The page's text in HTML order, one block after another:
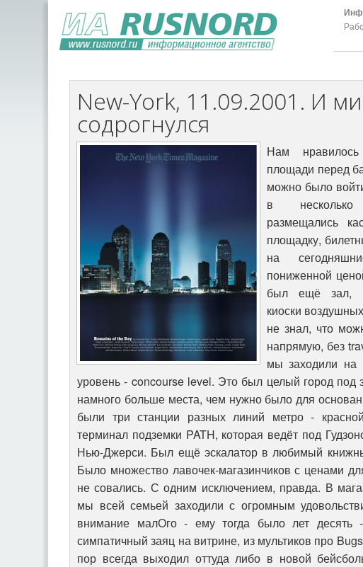
New-York, 11.09.2001. И
содрогнулся
Нам нравилось там бывать. С площади перед башнями-близнецами можно было войти в атриум, высотой в несколько этажей. Там размещались кассы на смотровую площадку, билетные кассы TKTS (это на сегодняшние спектакли, с пониженной ценой)... в южной башне был ещё зал, где располагались киоски воздушных линий - я раньше и не знал, что можно покупать билеты напрямую, без travel agency. Но чаще мы заходили на первый подземный уровень - concourse level. Это был целый город под землей. Он занимал намного больше места, чем нужно было для оснований двух башен. Там были три станции разных линий метро - красной, жёлтой и синей, терминал подземки PATH, которая ведёт под Гудзоном в соседний штат Нью-Джерси. Был ещё эскалатор в любимый книжный магазин Borders. Было множество лавочек-магазинчиков с ценами для туристов, мы туда не совались. С одним исключением, правда. В магазин Warner Brothers мы всей семьей заходили с огромным удовольствием. В первый раз внимание малОго - ему тогда было лет десять - привлек большой симпатичный заяц на витрине, из мультиков про Bugs-Bunny. Малой с тех пор всегда выходил оттуда либо в новой бейсбольной кепке, либо в майке с каким-нибудь героем из мультика. Да и вообще это место для меня было в некотором роде праздничным, что ли. Может, потому, что войдя туда в третий или четвертый раз, я сперва услышал, а после уже заметил скрипача, к ногам которого в открытый скрипичный футляр сыпались монетки и банкноты. Впервые я видел собирающего подаяние музыканта в белоснежной концертной рубахе. Он играл что-то из Листа или Брамса. Много лет спустя я случайно познакомился с ним на благотворительном музыкальном вечере в доме для небогатых пожилых людей. Туда пригласила нас дальняя родственница жены, которая оказалась знакома с этим скрипачом венгерского происхождения. Хотя может, ощущение праздника появлялось и по другой причине. Душным летом девяносто-лохматого года, задолго до эпохи мобильных телефонов, я договорился встретиться там со своей невестой, которая всегда опаздывала в среднем на четверть часа. Потому я назначал свидания не на жаре, а в каком-нибудь атриуме, где воздух был кондиционирован. Ну вот там, на concourse level МТЦ я ее и ждал. В тот день она опоздала на целый час. Ей помешал вовремя выйти из дому долгий и нудный телефонный разговор. У меня уже и припасённое чтиво кончились, и даже волноваться я стал - позвонил ей по телефону автомату, однако к этому моменту она уже из дому вышла. Наконец появляется - и вид у неё до такой степени виноватый, что не заржать невозможно. Короче, помирились до того, как поругались. С тех пор, когда надо было сразу после работы пересечься в нижней части Манхэттена, мы договаривались "на нашем-месте-где-мы-не-поссорились". Месяца за три до 11 сентября, в день рождения мамы, я попросил родителей приехать туда в МТЦ во время ланча. Объяснил - отметим на высшем уровне - и повёл их к лифтам на сто восьмой этаж, в кафе Windows On the World. Погода была ясная, и из окон вид был на весь Нью-Йорк. Маме и отцу такой день рожденья понравился, а вот у меня, когда мы поднимались туда в лифте, было непонятное, но отчетливое ощущение опасности. И я вздохнул спокойно только когда мы вновь оказались на площади между башнями у глобуса-фонтана. В тот вторник - одиннадцатого сентября - утром в метро я услышал вопль высокой молодой негритянки, вошедшей, или даже скорее ворвавшейся в вагон, - Два самолета ударили по башням Международного Торгового центра... Я, признаться, подумал о небольших спортивных самолетах и о сопливых пилотах-любителях. Ну кому придет в голову, что пилоту пассажирского Боинга вздумается таранить башни? Машинист на следующей остановке объявил, что поезд дальше в Манхэттен не пойдёт, и я совершенно не связал это с новостью, а пересел на зелёную линию, чтобы всё же добраться до Wall street и вышел я на станции у статуи медного быка, что красуется в начале Бродвея. Люди вокруг стояли и смотрели вверх, на дырки в башнях. Понятно было, что есть погибшие. Однако пожар, я был уверен, сейчас потушат, а дырки заделают за несколько дней. Но всё же что там происходит - я более-менее представлял, что у них такая же система пожарных лестниц, как в нашем небоскрёбе, который башням примернио по пояс. Шахты лестниц облицованы блоками золы. Зола не горит, когда-то сгорела уже. Чистый воздух снизу в шахту подают насосы, чтоб дым с горящих щтажей не просаивался. Лифты в случае пожара по правилам, конечно, вырубаются, но люди выйдут, все будет ништяк. Хотя вид дыма, валившего из дырок, был не слишком успокаивающим. И еще одна